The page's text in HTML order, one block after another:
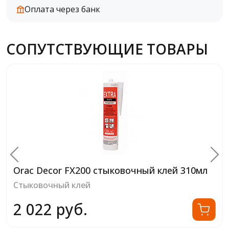
Оплата через банк
СОПУТСТВУЮЩИЕ ТОВАРЫ
Orac Decor FX200 стыковочный клей 310мл
Стыковочный клей
2 022 руб.